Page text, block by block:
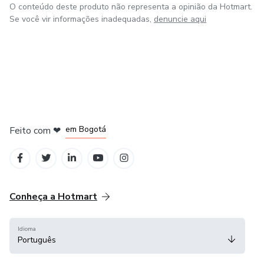
O conteúdo deste produto não representa a opinião da Hotmart.
Se você vir informações inadequadas, denuncie aqui
Feito com ❤ em Bogotá
Conheça a Hotmart
Idioma
Português